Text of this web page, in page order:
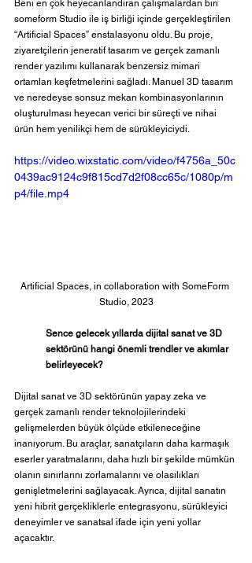
Beni en çok heyecanlandıran çalışmalardan biri
someform Studio ile iş birliği içinde gerçekleştirilen
“Artificial Spaces” enstalasyonu oldu. Bu proje,
ziyaretçilerin jeneratif tasarım ve gerçek zamanlı
render yazılımı kullanarak benzersiz mimari
ortamları keşfetmelerini sağladı. Manuel 3D tasarım
ve neredeyse sonsuz mekan kombinasyonlarının
oluşturulması heyecan verici bir süreçti ve nihai
ürün hem yenilikçi hem de sürükleyiciydi.
https://video.wixstatic.com/video/f4756a_50c
0439ac9124c9f815cd7d2f08cc65c/1080p/m
p4/file.mp4
Artificial Spaces, in collaboration with SomeForm
Studio, 2023
Sence gelecek yıllarda dijital sanat ve 3D
sektörünü hangi önemli trendler ve akımlar
belirleyecek?
Dijital sanat ve 3D sektörünün yapay zeka ve
gerçek zamanlı render teknolojilerindeki
gelişmelerden büyük ölçüde etkileneceğine
inanıyorum. Bu araçlar, sanatçıların daha karmaşık
eserler yaratmalarını, daha hızlı bir şekilde mümkün
olanın sınırlarını zorlamalarını ve olasılıkları
genişletmelerini sağlayacak. Ayrıca, dijital sanatın
yeni hibrit gerçekliklerle entegrasyonu, sürükleyici
deneyimler ve sanatsal ifade için yeni yollar
açacaktır.